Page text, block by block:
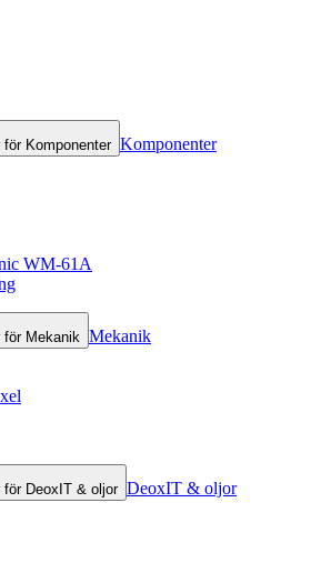
Komponenter Komponenter
WM-61A
för Mekanik Mekanik
för DeoxIT & oljor DeoxIT & oljor